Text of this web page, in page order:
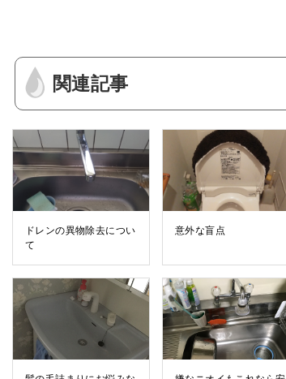
関連記事
ドレンの異物除去につい
て
意外な盲点